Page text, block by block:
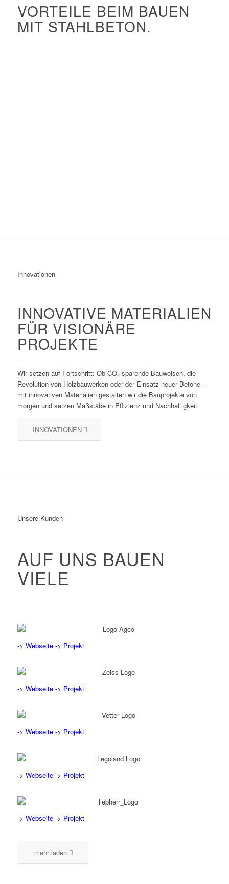
VORTEILE BEIM BAUEN
MIT STAHLBETON.
Innovationen
INNOVATIVE MATERIALIEN
FÜR VISIONÄRE
PROJEKTE
Wir setzen auf Fortschritt: Ob CO₂-sparende Bauweisen, die
Revolution von Holzbauwerken oder der Einsatz neuer Betone –
mit innovativen Materialien gestalten wir die Bauprojekte von
morgen und setzen Maßstäbe in Effizienz und Nachhaltigkeit.
INNOVATIONEN
Unsere Kunden
AUF UNS BAUEN
VIELE
-> Webseite -> Projekt
-> Webseite -> Projekt
-> Webseite -> Projekt
-> Webseite -> Projekt
-> Webseite -> Projekt
mehr laden